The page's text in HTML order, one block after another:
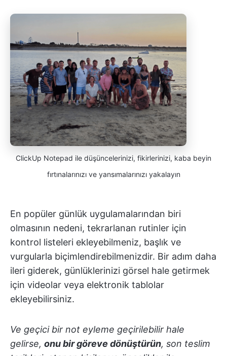
ClickUp Notepad ile düşüncelerinizi, fikirlerinizi, kaba beyin
fırtınalarınızı ve yansımalarınızı yakalayın
En popüler günlük uygulamalarından biri
olmasının nedeni, tekrarlanan rutinler için
kontrol listeleri ekleyebilmeniz, başlık ve
vurgularla biçimlendirebilmenizdir. Bir adım daha
ileri giderek, günlüklerinizi görsel hale getirmek
için videolar veya elektronik tablolar
ekleyebilirsiniz.
Ve geçici bir not eyleme geçirilebilir hale
gelirse, onu bir göreve dönüştürün, son teslim